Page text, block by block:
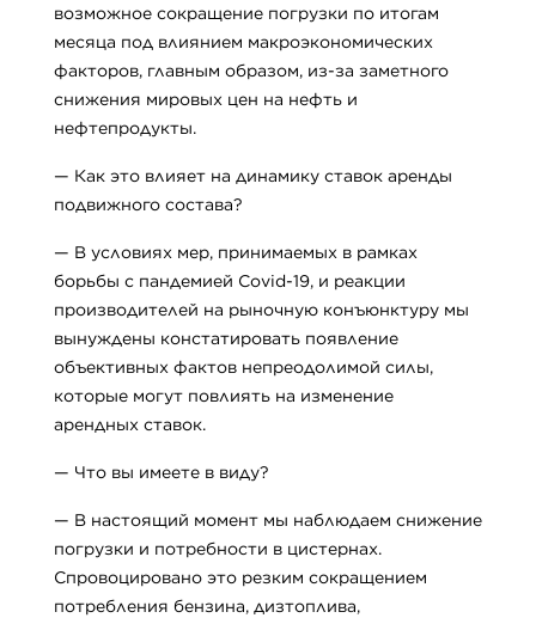
возможное сокращение погрузки по итогам
месяца под влиянием макроэкономических
факторов, главным образом, из-за заметного
снижения мировых цен на нефть и
нефтепродукты.
— Как это влияет на динамику ставок аренды
подвижного состава?
— В условиях мер, принимаемых в рамках
борьбы с пандемией Covid-19, и реакции
производителей на рыночную конъюнктуру мы
вынуждены констатировать появление
объективных фактов непреодолимой силы,
которые могут повлиять на изменение
арендных ставок.
— Что вы имеете в виду?
— В настоящий момент мы наблюдаем снижение
погрузки и потребности в цистернах.
Спровоцировано это резким сокращением
потребления бензина, дизтоплива,